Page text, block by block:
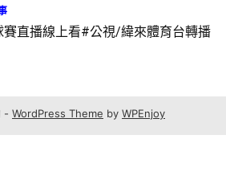
賽直播線上看#公視/緯來體育台轉播
- WordPress Theme by WPEnjoy